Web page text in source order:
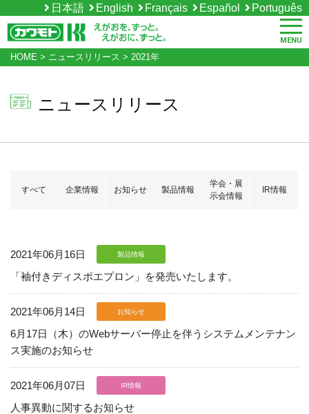
日本語 English Français Español Português
MENU
HOME > ニュースリリース > 2021年
ニュースリリース
すべて 企業情報 お知らせ 製品情報
学会・展
示会情報
IR情報
2021年06月16日 製品情報
「袖付きディスポエプロン」を発売いたします。
2021年06月14日 お知らせ
6月17日（木）のWebサーバー停止を伴うシステムメンテナン
ス実施のお知らせ
2021年06月07日 IR情報
人事異動に関するお知らせ